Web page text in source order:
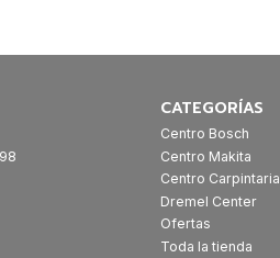
CATEGORÍAS
Centro Bosch
Centro Makita
Centro Carpintaria
Dremel Center
Ofertas
Toda la tienda